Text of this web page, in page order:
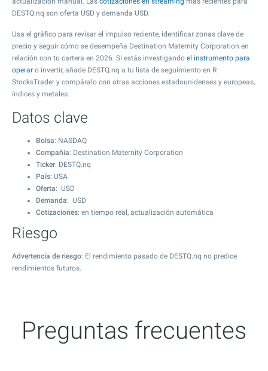
DESTQ.nq son oferta USD y demanda USD.
Usa el gráfico para revisar el impulso reciente, identificar zonas clave de
precio y seguir cómo se desempeña Destination Maternity Corporation en
relación con tu cartera en 2026. Si estás investigando el instrumento para
operar o invertir, añade DESTQ.nq a tu lista de seguimiento en R
StocksTrader y compáralo con otras acciones estadounidenses y europeas,
índices y metales.
Datos clave
Bolsa: NASDAQ
Compañía: Destination Maternity Corporation
Ticker: DESTQ.nq
País: USA
Oferta: USD
Demanda: USD
Cotizaciones: en tiempo real, actualización automática
Riesgo
Advertencia de riesgo: El rendimiento pasado de DESTQ.nq no predice
rendimientos futuros.
Preguntas frecuentes